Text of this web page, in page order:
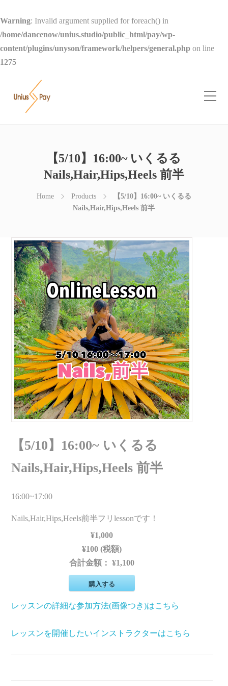
Warning: Invalid argument supplied for foreach() in
/home/dancenow/unius.studio/public_html/pay/wp-
content/plugins/unyson/framework/helpers/general.php on line
1275
【5/10】16:00~ いくるる
Nails,Hair,Hips,Heels 前半
Home Products
【5/10】16:00~ いくるる
Nails,Hair,Hips,Heels 前半
【5/10】16:00~ いくるる
Nails,Hair,Hips,Heels 前半
16:00~17:00
Nails,Hair,Hips,Heels前半フリlessonです！
¥1,000
¥100 (税額)
合計金額：¥1,100
購入する
レッスンの詳細な参加方法(画像つき)はこちら
レッスンを開催したいインストラクターはこちら